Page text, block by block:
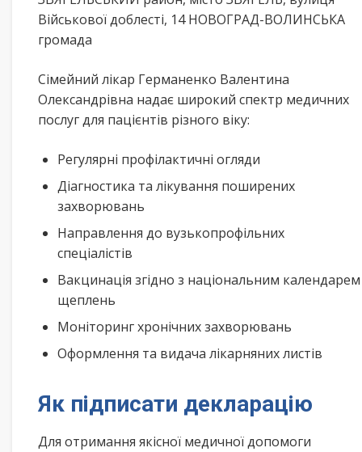
Військової доблесті, 14 НОВОГРАД-ВОЛИНСЬКА
громада
Сімейний лікар Германенко Валентина
Олександрівна надає широкий спектр медичних
послуг для пацієнтів різного віку:
Регулярні профілактичні огляди
Діагностика та лікування поширених
захворювань
Направлення до вузькопрофільних
спеціалістів
Вакцинація згідно з національним календарем
щеплень
Моніторинг хронічних захворювань
Оформлення та видача лікарняних листів
Як підписати декларацію
Для отримання якісної медичної допомоги